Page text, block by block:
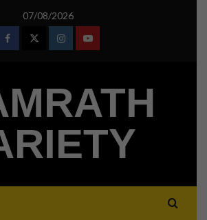
07/08/2026
FacebookTwitterInstagramYoutube